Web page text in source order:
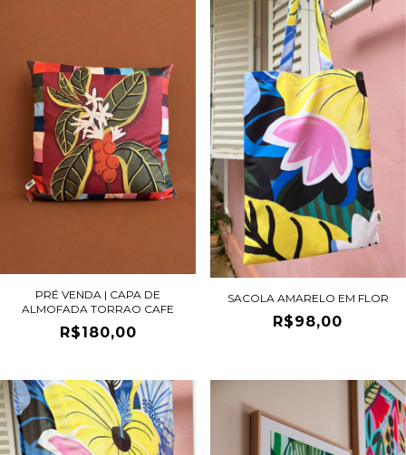
PRÉ VENDA | CAPA DE
ALMOFADA TORRAO CAFE
R$180,00
SACOLA AMARELO EM FLOR
R$98,00